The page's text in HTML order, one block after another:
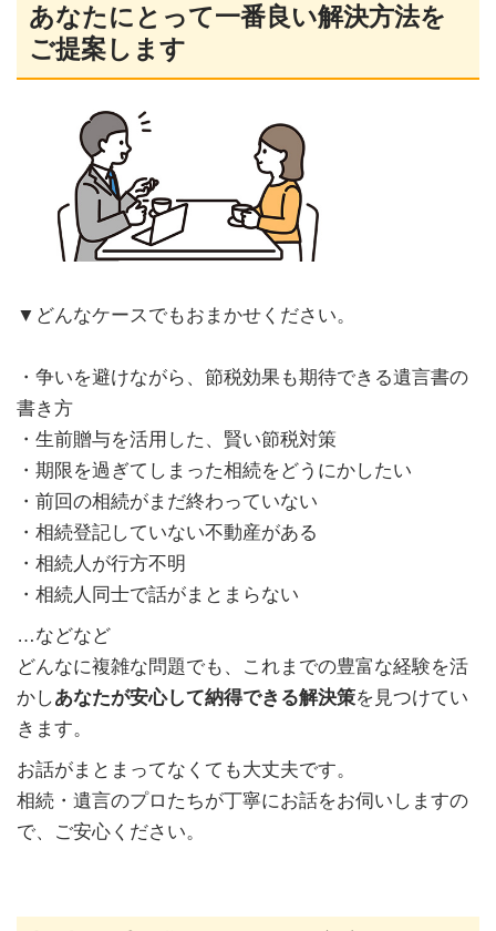
あなたにとって一番良い解決方法を
ご提案します
▼どんなケースでもおまかせください。
・争いを避けながら、節税効果も期待できる遺言書の
書き方
・生前贈与を活用した、賢い節税対策
・期限を過ぎてしまった相続をどうにかしたい
・前回の相続がまだ終わっていない
・相続登記していない不動産がある
・相続人が行方不明
・相続人同士で話がまとまらない
…などなど
どんなに複雑な問題でも、これまでの豊富な経験を活
かしあなたが安心して納得できる解決策を見つけてい
きます。
お話がまとまってなくても大丈夫です。
相続・遺言のプロたちが丁寧にお話をお伺いしますの
で、ご安心ください。